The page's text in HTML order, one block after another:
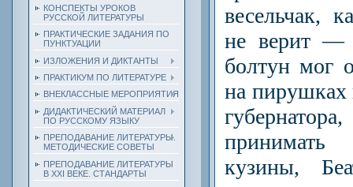
КОНСПЕКТЫ УРОКОВ
РУССКОЙ ЛИТЕРАТУРЫ
ПРАКТИЧЕСКИЕ ЗАДАНИЯ ПО
ПУНКТУАЦИИ
ИЗЛОЖЕНИЯ И ДИКТАНТЫ
ПРАКТИКУМ ПО ЛИТЕРАТУРЕ
ВНЕКЛАССНЫЕ МЕРОПРИЯТИЯ
ДИДАКТИЧЕСКИЙ МАТЕРИАЛ
ПО РУССКОМУ ЯЗЫКУ
ПРЕПОДАВАНИЕ ЛИТЕРАТУРЫ.
МЕТОДИЧЕСКИЕ СОВЕТЫ
ПРЕПОДАВАНИЕ ЛИТЕРАТУРЫ
В XXI ВЕКЕ. СТАНДАРТЫ
весельчак,
не верит —
болтун мог
на пирушках
принимать
кузины,